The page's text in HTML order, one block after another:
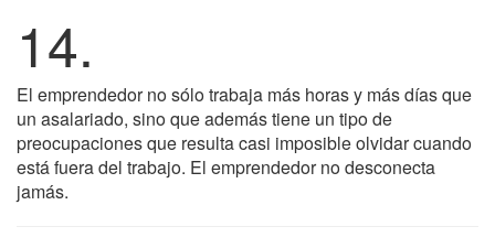
14.
El emprendedor no sólo trabaja más horas y más días que
un asalariado, sino que además tiene un tipo de
preocupaciones que resulta casi imposible olvidar cuando
está fuera del trabajo. El emprendedor no desconecta
jamás.